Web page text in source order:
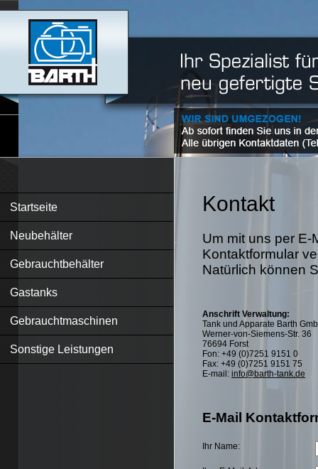
Startseite
Neubehälter
Gebrauchtbehälter
Gastanks
Gebrauchtmaschinen
Sonstige Leistungen
Kontakt
Um mit uns per
Kontaktformular
Natürlich können
Anschrift Verwaltung:
Tank und Apparate Barth
Werner-von-Siemens-Str. 36
76694 Forst
Fon: +49 (0)7251 9151 0
Fax: +49 (0)7251 9151 75
E-mail: info@barth-tank.de
E-Mail
Ihr Name: